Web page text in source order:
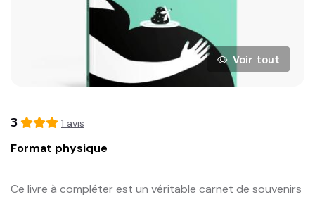
Voir tout
3 1 avis
Format physique
Ce livre à compléter est un véritable carnet de souvenirs